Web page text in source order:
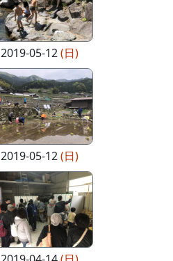
2019-05-12(日)
2019-05-12(日)